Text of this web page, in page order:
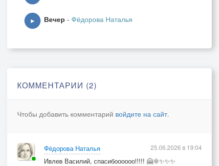
▶ Вечер - Фёдорова Наталья
КОММЕНТАРИИ (2)
Чтобы добавить комментарий войдите на сайт.
Фёдорова Наталья
Ивлев Василий, спасибоооооо!!!!! 🤗🌞✨✨✨
25.06.2026 в 19:04